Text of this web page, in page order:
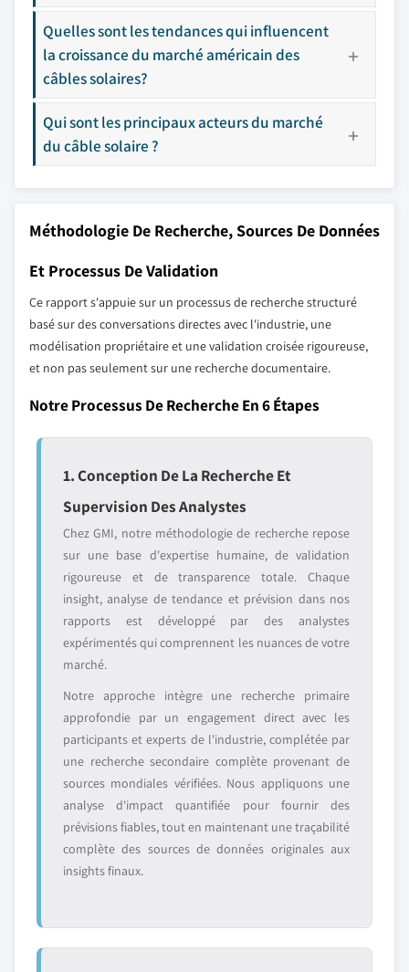
Quelles sont les tendances qui influencent
la croissance du marché américain des
câbles solaires?
Qui sont les principaux acteurs du marché
du câble solaire ?
Méthodologie De Recherche, Sources De Données
Et Processus De Validation
Ce rapport s'appuie sur un processus de recherche structuré
basé sur des conversations directes avec l'industrie, une
modélisation propriétaire et une validation croisée rigoureuse,
et non pas seulement sur une recherche documentaire.
Notre Processus De Recherche En 6 Étapes
1. Conception De La Recherche Et
Supervision Des Analystes
Chez GMI, notre méthodologie de recherche repose
sur une base d'expertise humaine, de validation
rigoureuse et de transparence totale. Chaque
insight, analyse de tendance et prévision dans nos
rapports est développé par des analystes
expérimentés qui comprennent les nuances de votre
marché.
Notre approche intègre une recherche primaire
approfondie par un engagement direct avec les
participants et experts de l'industrie, complétée par
une recherche secondaire complète provenant de
sources mondiales vérifiées. Nous appliquons une
analyse d'impact quantifiée pour fournir des
prévisions fiables, tout en maintenant une traçabilité
complète des sources de données originales aux
insights finaux.